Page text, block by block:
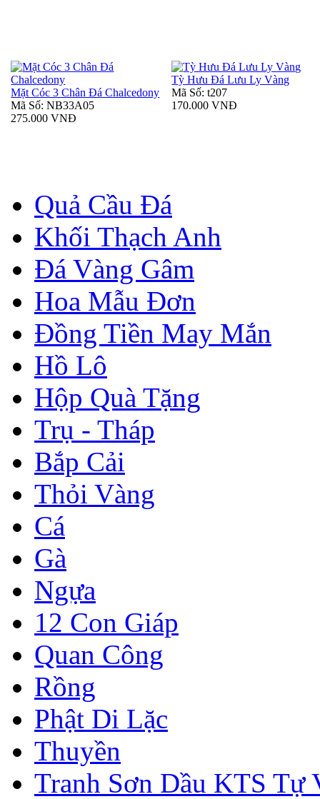
Mặt Cóc 3 Chân Đá Chalcedony
Mã Số: NB33A05
275.000 VNĐ
Tỳ Hưu Đá Lưu Ly Vàng
Mã Số: t207
170.000 VNĐ
Quả Cầu Đá
Khối Thạch Anh
Đá Vàng Gâm
Hoa Mẫu Đơn
Đồng Tiền May Mắn
Hồ Lô
Hộp Quà Tặng
Trụ - Tháp
Bắp Cải
Thỏi Vàng
Cá
Gà
Ngựa
12 Con Giáp
Quan Công
Rồng
Phật Di Lặc
Thuyền
Tranh Sơn Dầu KTS Tự